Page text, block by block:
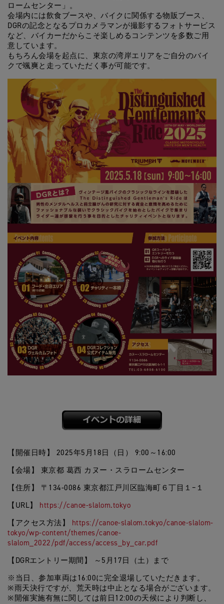
ロームセンター」。
会場内には飲食ブースや、バイクに関係する物販ブース、
DGRの記念となるプロカメラマンが撮影するフォトサービス
など、バイカーだからこそ楽しめるコンテンツを多数ご用
意しています。
もちろん会場を起点に、東京の湾岸エリアをご自分のバイ
クで颯爽と走っていただく事が可能です。
【開催日時】 2025年5月18日（日） 9:00～16:00
【会場】 東京都 葛西 カヌー・スラロームセンター
【住所】 〒134-0086 東京都江戸川区臨海町６丁目１−１
【URL】 https://canoe-slalom.tokyo
【アクセス方法】
https://canoe-slalom.tokyo/canoe-slalom-
tokyo/wp-content/themes/canoe-
slalom_2022/pdf/access/access_by_car.pdf
【DGRエントリー期間】 ～5月17日（土）まで
※ 当日、参加車両は16:00に完全退場していただきます。
※雨天決行ですが、荒天時は中止となる場合がございます。
※開催実施有無に関しては前日12:00の天候により判断し、